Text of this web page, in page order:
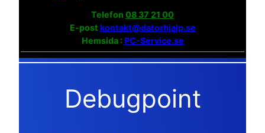
Telefon 08 37 21 00
E-post kontakt@datorhjalp.se
Hemsida :PC-Service.se
Debugpoint